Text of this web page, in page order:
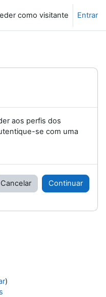
como visitante Entrar
aos perfis dos
se com uma
Cancelar Continuar
)